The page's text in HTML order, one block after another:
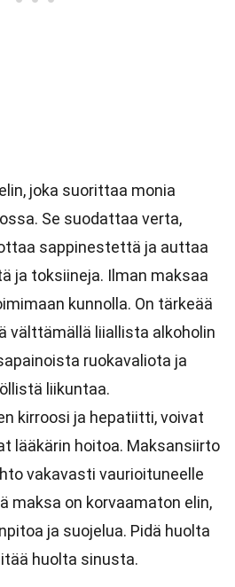
joka suorittaa monia
Se suodattaa verta,
sappinestettä ja auttaa
ja toksiineja. Ilman maksaa
kunnolla. On tärkeää
välttämällä liiallista alkoholin
ruokavaliota ja
liikuntaa.
kirroosi ja hepatiitti, voivat
lääkärin hoitoa. Maksansiirto
vakavasti vaurioituneelle
maksa on korvaamaton elin,
ja suojelua. Pidä huolta
huolta sinusta.